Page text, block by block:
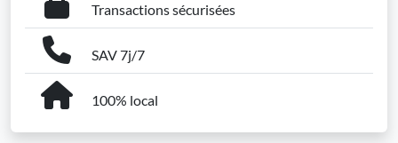
Transactions sécurisées
SAV 7j/7
100% local